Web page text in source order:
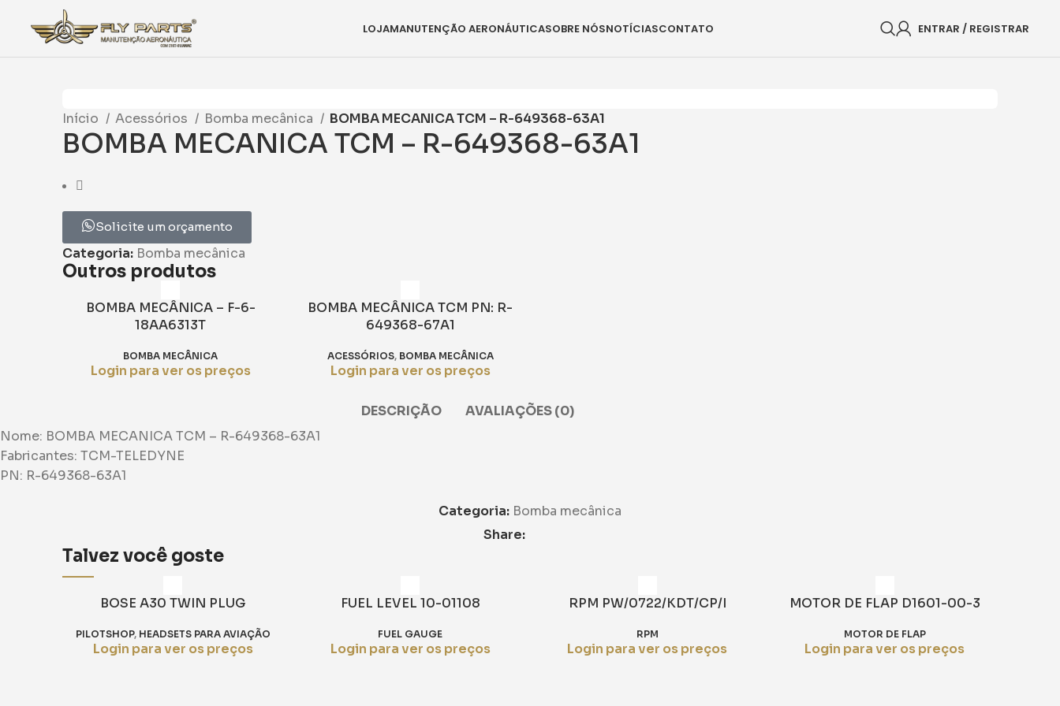
LOJAMANUTENÇÃO AERONÁUTICASOBRE NÓSNOTÍCIASCONTATO ENTRAR / REGISTRAR
Início Acessórios Bomba mecânica BOMBA MECANICA TCM – R-649368-63A1
BOMBA MECANICA TCM – R-649368-63A1
Solicite um orçamento
Categoria: Bomba mecânica
Outros produtos
BOMBA MECÂNICA – F-6-
18AA6313T
BOMBA MECÂNICA
Login para ver os preços
BOMBA MECÂNICA TCM PN: R-
649368-67A1
ACESSÓRIOS, BOMBA MECÂNICA
Login para ver os preços
DESCRIÇÃO
AVALIAÇÕES (0)
Nome: BOMBA MECANICA TCM – R-649368-63A1
Fabricantes: TCM-TELEDYNE
PN: R-649368-63A1
Categoria: Bomba mecânica
Share:
Talvez você goste
BOSE A30 TWIN PLUG
PILOTSHOP, HEADSETS PARA AVIAÇÃO
Login para ver os preços
FUEL LEVEL 10-01108
FUEL GAUGE
Login para ver os preços
RPM PW/0722/KDT/CP/I
RPM
Login para ver os preços
MOTOR DE FLAP D1601-00-3
MOTOR DE FLAP
Login para ver os preços